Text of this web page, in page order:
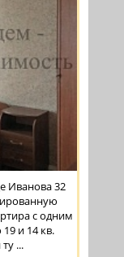
Иванова 32
с одним
и 14 кв.
...